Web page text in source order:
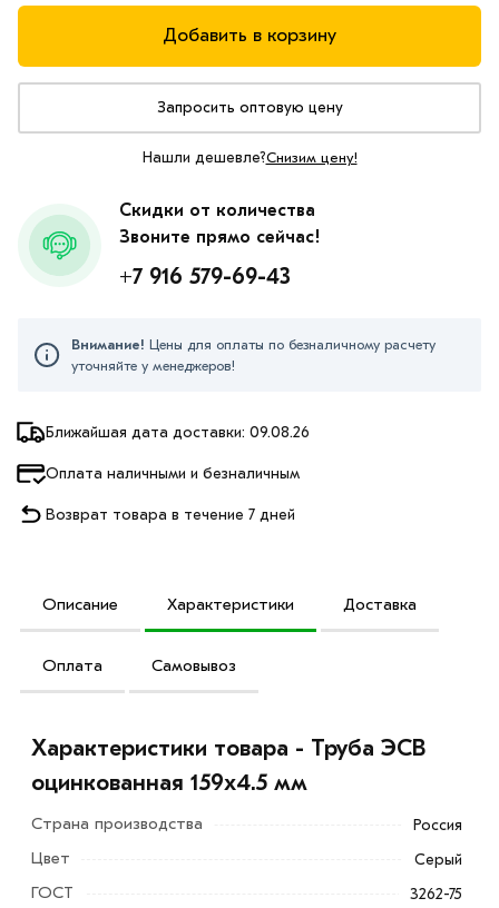
Ближайшая дата доставки: 09.08.26
Оплата наличными и безналичным
Возврат товара в течение 7 дней
Добавить в корзину
Запросить оптовую цену
Нашли дешевле?Снизим цену!
Скидки от количества
Звоните прямо сейчас!
+7 916 579-69-43
Внимание! Цены для оплаты по безналичному расчету
уточняйте у менеджеров!
Описание Характеристики Доставка
Оплата Самовывоз
Характеристики товара - Труба ЭСВ
оцинкованная 159х4.5 мм
Страна производства Россия
Цвет Серый
ГОСТ 3262-75